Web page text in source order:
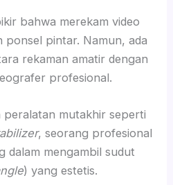
bahwa merekam video
pintar. Namun, ada
rekaman amatir dengan
profesional.
peralatan mutakhir seperti
, seorang profesional
dalam mengambil sudut
) yang estetis.